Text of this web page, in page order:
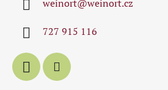
weinort@weinort.cz
727 915 116